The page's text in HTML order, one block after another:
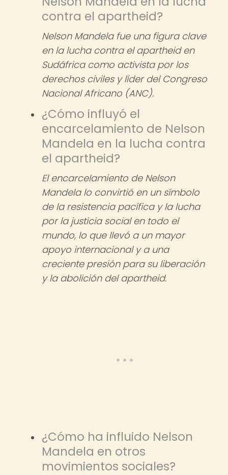
contra el apartheid?
Nelson Mandela fue una figura clave
en la lucha contra el apartheid en
Sudáfrica como activista por los
derechos civiles y líder del Congreso
Nacional Africano (ANC).
¿Cómo influyó el
encarcelamiento de Nelson
Mandela en la lucha contra
el apartheid?
El encarcelamiento de Nelson
Mandela lo convirtió en un símbolo
de la resistencia pacífica y la lucha
por la justicia social en todo el
mundo, lo que llevó a un mayor
apoyo internacional y a una
creciente presión para su liberación
y la abolición del apartheid.
¿Cómo ha influido Nelson
Mandela en otros
movimientos sociales?